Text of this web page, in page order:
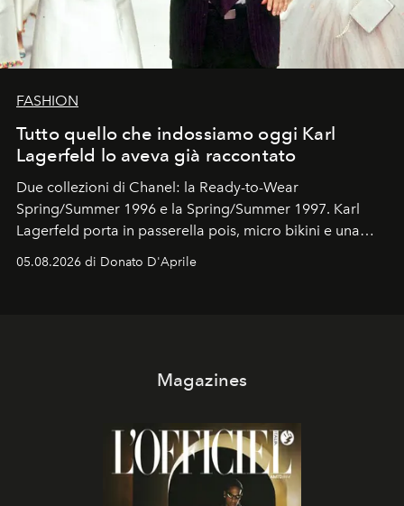
FASHION
Tutto quello che indossiamo oggi Karl
Lagerfeld lo aveva già raccontato
Due collezioni di Chanel: la Ready-to-Wear
Spring/Summer 1996 e la Spring/Summer 1997. Karl
Lagerfeld porta in passerella pois, micro bikini e una
Kate, Claudia e Carla una dietro l'altra. Trent'anni dopo,
05.08.2026 di Donato D'Aprile
Magazines